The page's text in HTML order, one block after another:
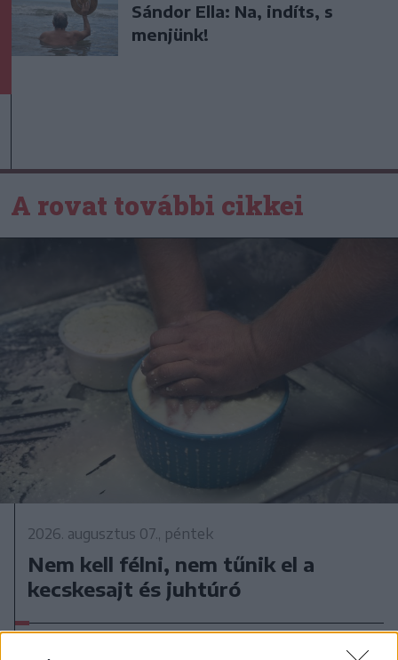
Sándor Ella: Na, indíts, s
menjünk!
A rovat további cikkei
2026. augusztus 07., péntek
Nem kell félni, nem tűnik el a
kecskesajt és juhtúró